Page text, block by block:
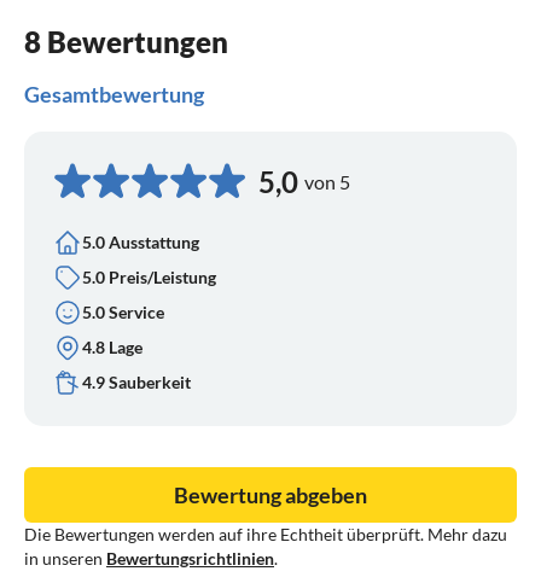
8 Bewertungen
Gesamtbewertung
5,0 von 5
5.0 Ausstattung
5.0 Preis/Leistung
5.0 Service
4.8 Lage
4.9 Sauberkeit
Die Bewertungen werden auf ihre Echtheit überprüft. Mehr dazu
in unseren Bewertungsrichtlinien.
Bewertung abgeben